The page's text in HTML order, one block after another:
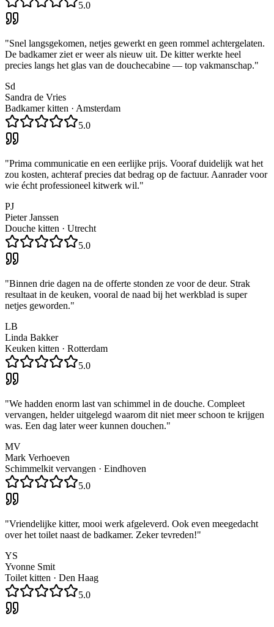
5.0
"Snel langsgekomen, netjes gewerkt en geen rommel achtergelaten.
De badkamer ziet er weer als nieuw uit. De kitter werkte heel
precies langs het glas van de douchecabine — top vakmanschap."
Sd
Sandra de Vries
Badkamer kitten · Amsterdam
5.0
"Prima communicatie en een eerlijke prijs. Vooraf duidelijk wat het
zou kosten, achteraf precies dat bedrag op de factuur. Aanrader voor
wie écht professioneel kitwerk wil."
PJ
Pieter Janssen
Douche kitten · Utrecht
5.0
"Binnen drie dagen na de offerte stonden ze voor de deur. Strak
resultaat in de keuken, vooral de naad bij het werkblad is super
netjes geworden."
LB
Linda Bakker
Keuken kitten · Rotterdam
5.0
"We hadden enorm last van schimmel in de douche. Compleet
vervangen, helder uitgelegd waarom dit niet meer schoon te krijgen
was. Een dag later weer kunnen douchen."
MV
Mark Verhoeven
Schimmelkit vervangen · Eindhoven
5.0
"Vriendelijke kitter, mooi werk afgeleverd. Ook even meegedacht
over het toilet naast de badkamer. Zeker tevreden!"
YS
Yvonne Smit
Toilet kitten · Den Haag
5.0